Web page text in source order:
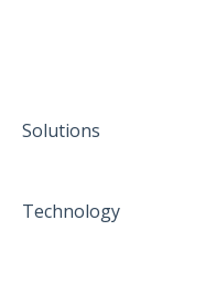
Solutions
Technology